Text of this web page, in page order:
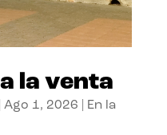
la venta
Ago 1, 2026
En la